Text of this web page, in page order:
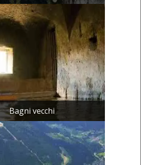
Bagni vecchi